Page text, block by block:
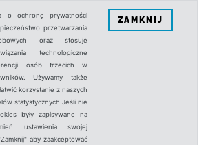
o ochronę prywatności
przetwarzania
oraz stosuje
technologiczne
osób trzecich w
Używamy także
korzystanie z naszych
statystycznych.Jeśli nie
były zapisywane na
ustawienia swojej
aby zaakceptować
ZAMKNIJ